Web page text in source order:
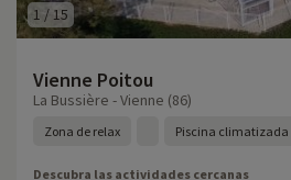
1 /15
Vienne Poitou
La Bussière - Vienne (86)
Zona de relax Piscina climatizada
Descubra las actividades cercanas